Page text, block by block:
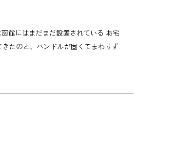
館にはまだまだ設置されている お宅
たのと、ハンドルが固くてまわりず